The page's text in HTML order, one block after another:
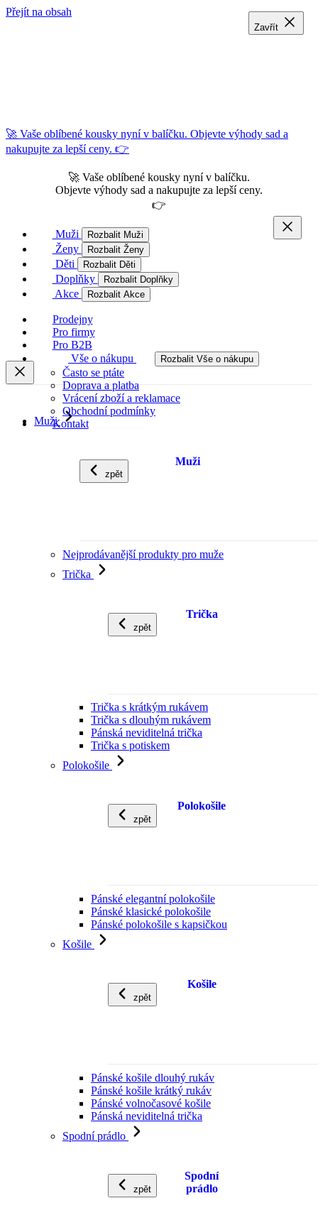
Přejít na obsah
🚀 Vaše oblíbené kousky nyní v balíčku. Objevte výhody sad a
nakupujte za lepší ceny. 👉
🚀 Vaše oblíbené kousky nyní v balíčku.
Objevte výhody sad a nakupujte za lepší ceny.
👉
Muži Rozbalit Muži
Ženy Rozbalit Ženy
Děti Rozbalit Děti
Doplňky Rozbalit Doplňky
Akce Rozbalit Akce
Prodejny
Pro firmy
Pro B2B
Vše o nákupu
Rozbalit Vše o nákupu
Často se ptáte
Doprava a platba
Vrácení zboží a reklamace
Obchodní podmínky
Kontakt
Muži
zpět
Muži
Nejprodávanější produkty pro muže
Trička
zpět
Trička
Trička s krátkým rukávem
Trička s dlouhým rukávem
Pánská neviditelná trička
Trička s potiskem
Polokošile
zpět
Polokošile
Pánské elegantní polokošile
Pánské klasické polokošile
Pánské polokošile s kapsičkou
Košile
zpět
Košile
Pánské košile dlouhý rukáv
Pánské košile krátký rukáv
Pánské volnočasové košile
Pánská neviditelná trička
Spodní prádlo
zpět
Spodní
prádlo
Zavřít
Zavřít
Zavřít